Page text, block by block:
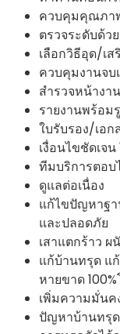
ควบคุมคุณภา
ตรวจระดับด้ว
เลือกวิธีอุด/เ
ควบคุมงานจบ
สำรวจหน้างา
รายงานพร้อ
ใบรับรอง/เอก
เงื่อนไขชัดเจ
ทีมบริการตอบ
ดูแลต่อเนื่อง
แก้ไขปัญหาฐ
และปลอดภัย
เสาแตกร้าว ผ
แก้บ้านทรุด แ
หายขาด
เพิ่มความมั่นค
ปัญหาบ้านทรุ